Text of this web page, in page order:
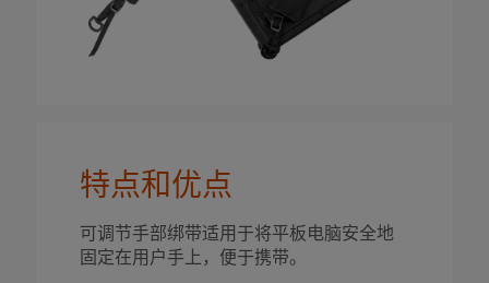
特点和优点
可调节手部绑带适用于将平板电脑安全地
固定在用户手上，便于携带。